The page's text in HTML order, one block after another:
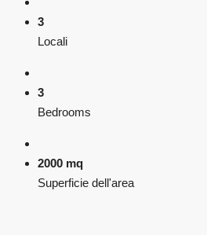
3
Locali
3
Bedrooms
2000 mq
Superficie dell'area